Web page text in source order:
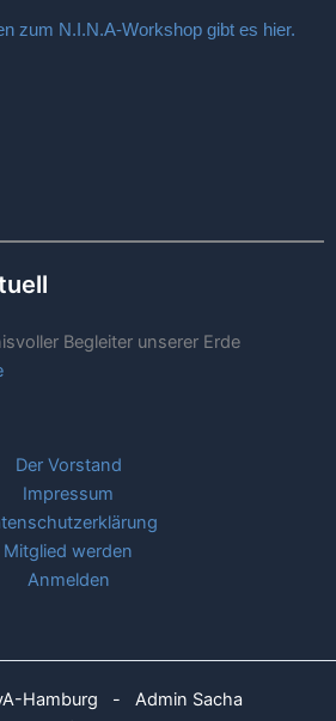
zum N.I.N.A-Workshop gibt es hier.
Der Vorstand
Impressum
Mitglied werden
Anmelden
Hamburg - Admin Sacha